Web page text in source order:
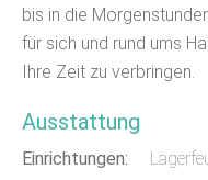
bis in die
für sich und rund ums
Ihre Zeit zu verbringen.
Ausstattung
Einrichtungen: